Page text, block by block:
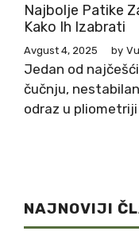
Najbolje Patike
Kako Ih Izabrati
Avgust 4, 2025 by
Jedan od
čučnju,
odraz u
NAJNOVIJI